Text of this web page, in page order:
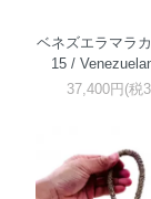
ベネズエラマラ
15 /
37,400円(税